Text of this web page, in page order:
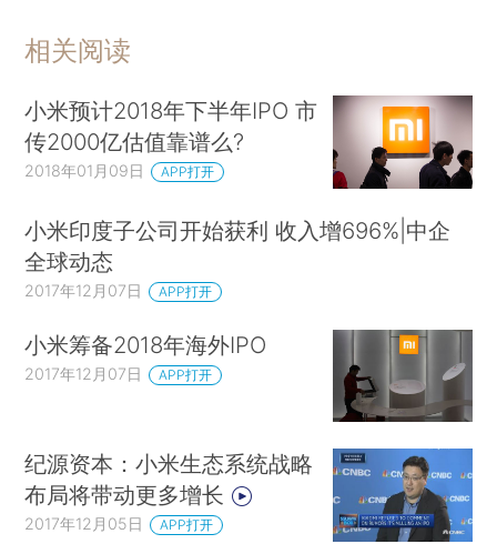
相关阅读
小米预计2018年下半年IPO 市
传2000亿估值靠谱么?
2018年01月09日 APP打开
小米印度子公司开始获利 收入增696%|中企
全球动态
2017年12月07日 APP打开
小米筹备2018年海外IPO
2017年12月07日 APP打开
纪源资本：小米生态系统战略
布局将带动更多增长
2017年12月05日 APP打开